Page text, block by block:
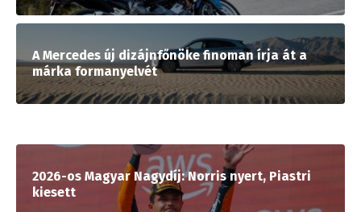
A Mercedes új dizájnfőnöke finoman írja át a
márka formanyelvét
2026-os Magyar Nagydíj: Norris nyert, Piastri
kiesett